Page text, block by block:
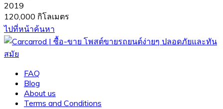
2019
120,000 กิโลเมตร
ไปที่หน้าค้นหา
FAQ
Blog
About us
Terms and Conditions